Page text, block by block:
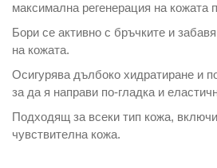
максимална регенерация на кожата
Бори се активно с бръчките и
на кожата.
Осигурява дълбоко хидратиране и
за да я направи по-гладка и
Подходящ за всеки тип кожа,
чувствителна кожа.